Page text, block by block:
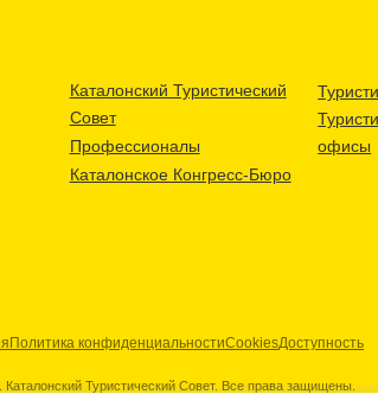
Каталонский Туристический
Совет
Профессионалы
Каталонское Конгресс-Бюро
офисы
Политика конфиденциальностиCookiesДоступность
Туристический Совет. Все права защищены.